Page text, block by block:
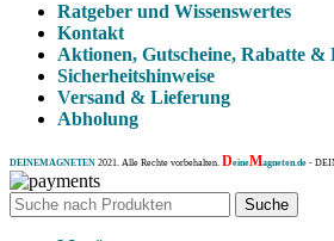
Ratgeber und Wissenswertes
Kontakt
Aktionen, Gutscheine, Rabatte &
Sicherheitshinweise
Versand & Lieferung
Abholung
DEINEMAGNETEN 2021. Alle Rechte vorbehalten. DeineMagneten.de -
Suche